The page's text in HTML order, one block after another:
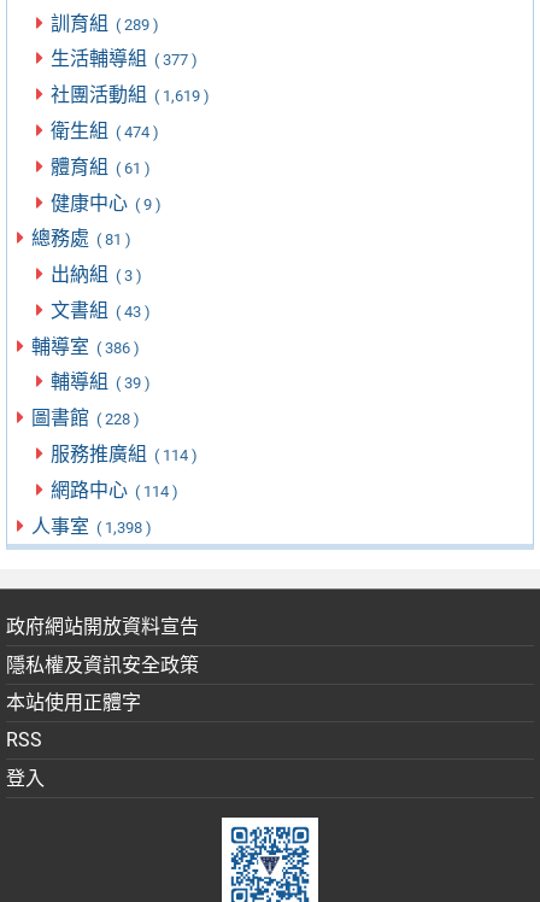
訓育組 ( 289 )
生活輔導組 ( 377 )
社團活動組 ( 1,619 )
衛生組 ( 474 )
體育組 ( 61 )
健康中心 ( 9 )
總務處 ( 81 )
出納組 ( 3 )
文書組 ( 43 )
輔導室 ( 386 )
輔導組 ( 39 )
圖書館 ( 228 )
服務推廣組 ( 114 )
網路中心 ( 114 )
人事室 ( 1,398 )
政府網站開放資料宣告
隱私權及資訊安全政策
本站使用正體字
RSS
登入